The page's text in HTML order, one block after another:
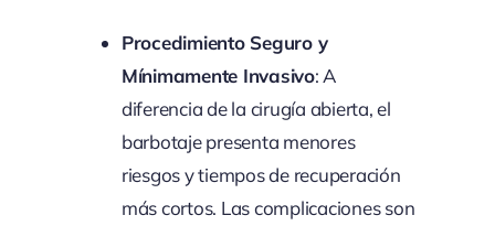
Procedimiento Seguro y
Mínimamente Invasivo: A
diferencia de la cirugía abierta, el
barbotaje presenta menores
riesgos y tiempos de recuperación
más cortos. Las complicaciones son